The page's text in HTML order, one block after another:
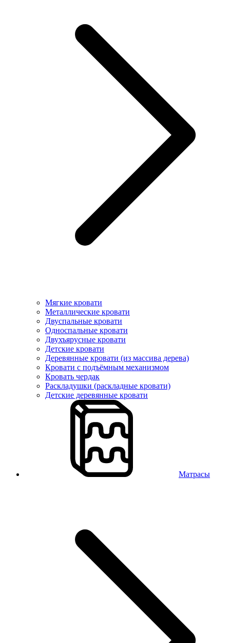
Мягкие кровати
Металлические кровати
Двуспальные кровати
Односпальные кровати
Двухъярусные кровати
Детские кровати
Деревянные кровати (из массива дерева)
Кровати с подъёмным механизмом
Кровать чердак
Раскладушки (раскладные кровати)
Детские деревянные кровати
Матрасы